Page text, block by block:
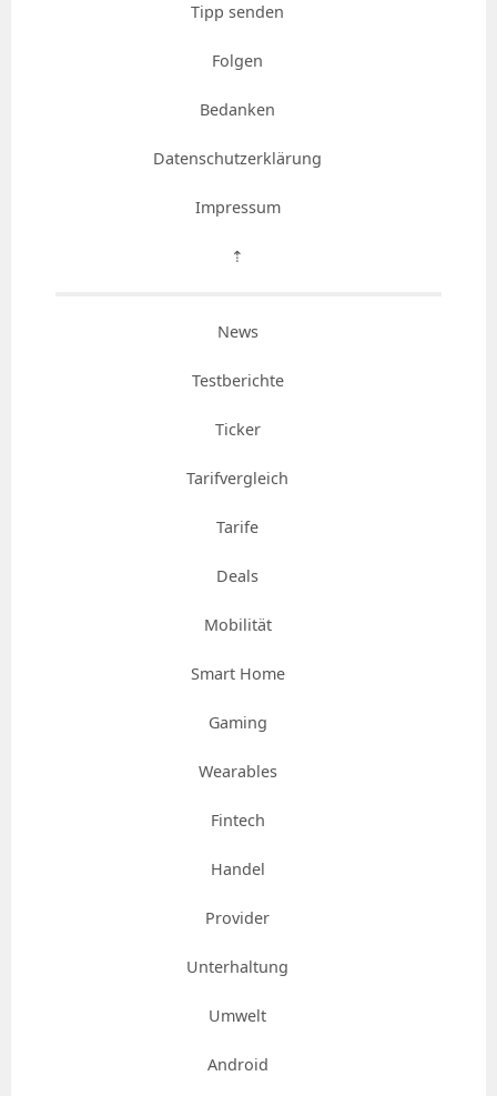
Tipp senden
Folgen
Bedanken
Datenschutzerklärung
Impressum
⇡
News
Testberichte
Ticker
Tarifvergleich
Tarife
Deals
Mobilität
Smart Home
Gaming
Wearables
Fintech
Handel
Provider
Unterhaltung
Umwelt
Android